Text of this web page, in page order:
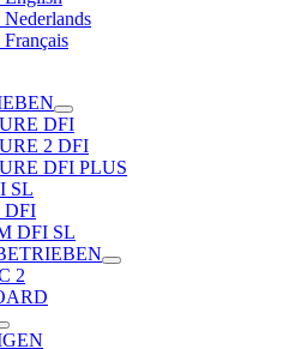
zu
Deutsch
wechseln
zu
Sprache
Sprache
Français
DFI
2 DFI
DFI PLUS
SL
DFI
DFI SL
2